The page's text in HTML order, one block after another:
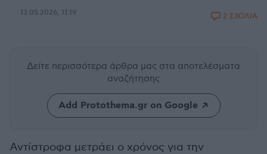
13.05.2026, 11:19 2 ΣΧΟΛΙΑ
Δείτε περισσότερα άρθρα μας στα αποτελέσματα
αναζήτησης
Add Protothema.gr on Google
Αντίστροφα μετράει ο χρόνος για την